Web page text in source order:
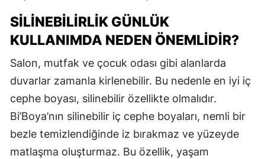
SILINEBILIRLIK GÜNLÜK
KULLANIMDA NEDEN ÖNEMLIDIR?
Salon, mutfak ve çocuk odası gibi alanlarda
duvarlar zamanla kirlenebilir. Bu nedenle en iyi iç
cephe boyası, silinebilir özellikte olmalıdır.
Bi’Boya’nın silinebilir iç cephe boyaları, nemli bir
bezle temizlendiğinde iz bırakmaz ve yüzeyde
matlaşma oluşturmaz. Bu özellik, yaşam